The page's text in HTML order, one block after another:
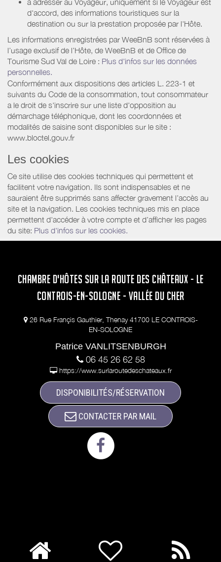
d'accord, des informations touristiques sur la
destination ou sur la prestation proposée par l'Hôte.
Les informations enregistrées par WeeBnB sont réservées à
l’usage exclusif de l’Hôte, de WeeBnB et de Office de
Tourisme Sud Val de Loire : Plus d'infos sur les données
personnelles.
Conformément aux dispositions des articles L. 223-1 et
suivants du Code de la consommation, tout consommateur
a le droit de s'inscrire sur une liste d'opposition au
démarchage téléphonique, dont les coordonnées et
modalités de saisine sont disponibles sur le site :
www.bloctel.gouv.fr
Les cookies
Ce site utilise des cookies techniques qui permettent et
facilitent votre navigation. Ils sont indispensables et ne
sauraient être supprimés sans affecter gravement l’accès au
site et la navigation. Les cookies techniques mis en place
permettent d'accéder à votre compte et d’afficher les pages
du site: Plus d'infos sur les cookies.
CHAMBRE D'HÔTES SUR LA ROUTE DES CHÂTEAUX - LE
CONTROIS-EN-SOLOGNE - VALLÉE DU CHER
26 Rue Françis Gauthier, Thenay 41700 LE CONTROIS-
EN-SOLOGNE
Patrice VANLITSENBURGH
06 45 26 62 58
https://www.surlaroutedeschateaux.fr
DISPONIBILITÉS/RÉSERVATION
CONTACTER PAR MAIL